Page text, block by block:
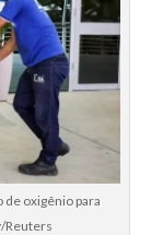
oxigênio para
Reuters